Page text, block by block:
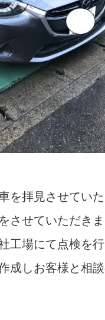
を拝見させてい
させていただきま
工場にて点検を
成しお客様と相